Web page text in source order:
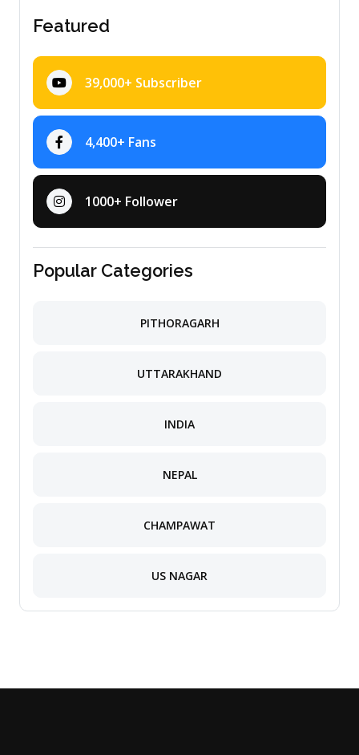
Featured
39,000+ Subscriber
4,400+ Fans
1000+ Follower
Popular Categories
PITHORAGARH
UTTARAKHAND
INDIA
NEPAL
CHAMPAWAT
US NAGAR